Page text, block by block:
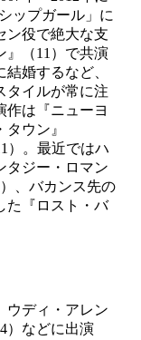
ップガール」に
ン役で絶大な支
』（11）で共演
婚するなど、
タイルが常に注
作は『ニューヨ
ウン』
）。最近ではハ
タジー・ロマン
、バカンス先の
た『ロスト・バ
ウディ・アレン
）などに出演